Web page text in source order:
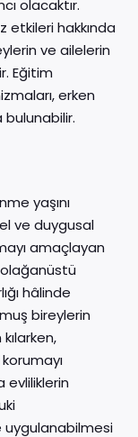
olacaktır.
etkileri hakkında
ve ailelerin
Eğitim
erken
yaşını
ve duygusal
amaçlayan
hâlinde
bireylerin
evliliklerin
uygulanabilmesi